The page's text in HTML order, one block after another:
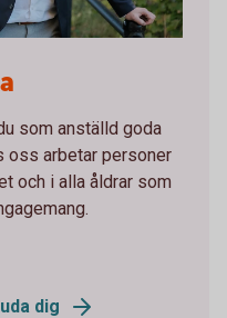
som anställd goda
oss arbetar personer
och i alla åldrar som
dig